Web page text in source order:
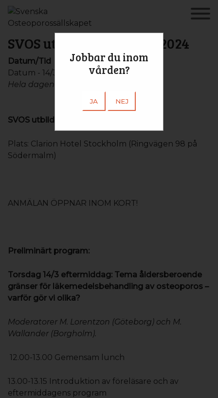
Jobbar du inom
vården?
JA NEJ
SVOS utbildningsdagar 2024
Datum/Tid
Datum - 14/3, 2023 - 15/3, 2023
Hela dagen
SVOS utbildningsdagar våren 2024
Plats: Clarion Hotel Stockholm (Ringvägen 98 på
Södermalm)
ANMÄLAN ÖPPNAR INOM KORT!
Preliminärt program:
Torsdag 14/3 eftermiddag: Tema åldersberoende
gränser för läkemedelsbehandling av osteoporos –
varför gör vi olika?
Moderatorer M. Lorentzon (Göteborg) och M.
Wallander (Borgholm).
12.00-13.00 Gemensam lunch
13.00-13.15 Introduktion av föreläsare och av
eftermiddagens program